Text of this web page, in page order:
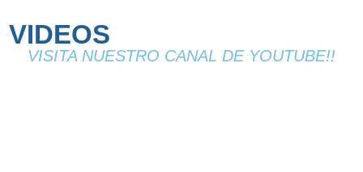
VIDEOS
VISITA NUESTRO CANAL DE YOUTUBE!!